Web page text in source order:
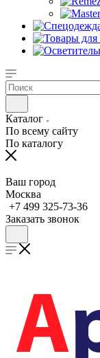
Каталог
По всему сайту
По каталогу
Ваш город
Москва
+7 499 325-73-36
Заказать звонок